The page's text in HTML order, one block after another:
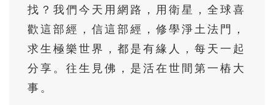
76 77 78 79 80
81 82 83 84 85
86 88 89 90
找？我們今天用網路，用衛星，全球喜
歡這部經，信這部經，修學淨土法門，
求生極樂世界，都是有緣人，每天一起
分享。往生見佛，是活在世間第一樁大
事。